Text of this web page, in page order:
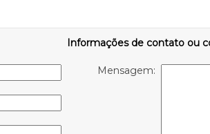
Informações de contato ou
Mensagem: